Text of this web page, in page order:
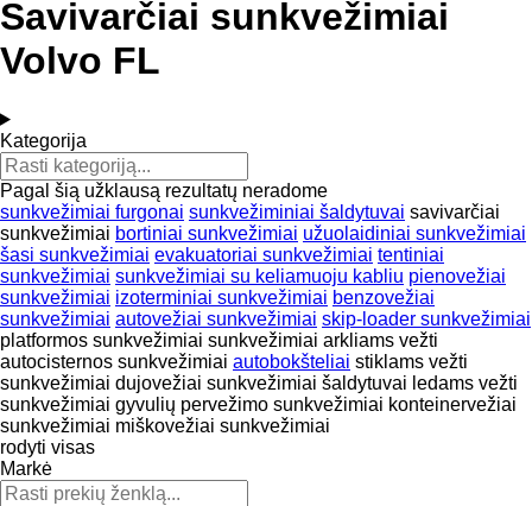
Savivarčiai sunkvežimiai
Volvo FL
Kategorija
Pagal šią užklausą rezultatų neradome
sunkvežimiai furgonai sunkvežiminiai šaldytuvai savivarčiai
sunkvežimiai bortiniai sunkvežimiai užuolaidiniai sunkvežimiai
šasi sunkvežimiai evakuatoriai sunkvežimiai tentiniai
sunkvežimiai sunkvežimiai su keliamuoju kabliu pienovežiai
sunkvežimiai izoterminiai sunkvežimiai benzovežiai
sunkvežimiai autovežiai sunkvežimiai skip-loader sunkvežimiai
platformos sunkvežimiai sunkvežimiai arkliams vežti
autocisternos sunkvežimiai autobokšteliai stiklams vežti
sunkvežimiai dujovežiai sunkvežimiai šaldytuvai ledams vežti
sunkvežimiai gyvulių pervežimo sunkvežimiai konteinervežiai
sunkvežimiai miškovežiai sunkvežimiai
rodyti visas
Markė